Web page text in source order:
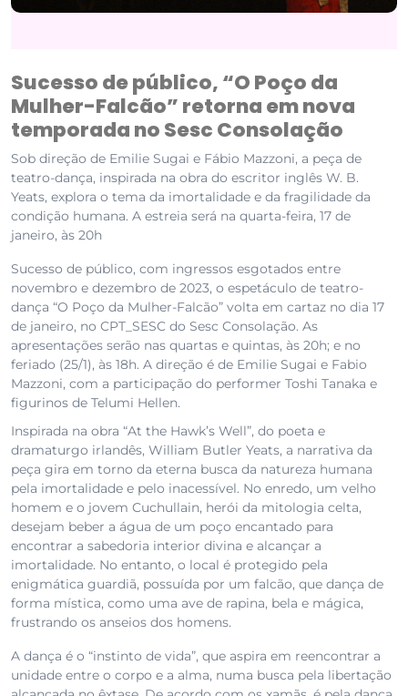
Sucesso de público, “O Poço da
Mulher-Falcão” retorna em nova
temporada no Sesc Consolação
Sob direção de Emilie Sugai e Fábio Mazzoni, a peça de
teatro-dança, inspirada na obra do escritor inglês W. B.
Yeats, explora o tema da imortalidade e da fragilidade da
condição humana. A estreia será na quarta-feira, 17 de
janeiro, às 20h
Sucesso de público, com ingressos esgotados entre
novembro e dezembro de 2023, o espetáculo de teatro-
dança “O Poço da Mulher-Falcão” volta em cartaz no dia 17
de janeiro, no CPT_SESC do Sesc Consolação. As
apresentações serão nas quartas e quintas, às 20h; e no
feriado (25/1), às 18h. A direção é de Emilie Sugai e Fabio
Mazzoni, com a participação do performer Toshi Tanaka e
figurinos de Telumi Hellen.
Inspirada na obra “At the Hawk’s Well”, do poeta e
dramaturgo irlandês, William Butler Yeats, a narrativa da
peça gira em torno da eterna busca da natureza humana
pela imortalidade e pelo inacessível. No enredo, um velho
homem e o jovem Cuchullain, herói da mitologia celta,
desejam beber a água de um poço encantado para
encontrar a sabedoria interior divina e alcançar a
imortalidade. No entanto, o local é protegido pela
enigmática guardiã, possuída por um falcão, que dança de
forma mística, como uma ave de rapina, bela e mágica,
frustrando os anseios dos homens.
A dança é o “instinto de vida”, que aspira em reencontrar a
unidade entre o corpo e a alma, numa busca pela libertação